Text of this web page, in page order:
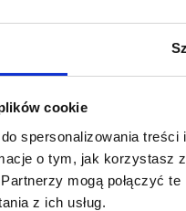
cookie
spersonalizowania
o tym, jak korzystasz
mogą połączyć
z ich usług.
mnie
mnie
Twój
osoby
bezpiecznie i